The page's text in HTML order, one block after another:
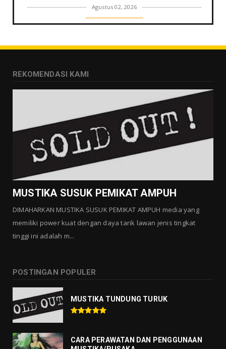
Agustus 02, 2026
GALLERY MUSTIKA
Agustus 01, 2026
MUSTIKA LANGGENG PERNIKAHAN
Agustus 01, 2026
GALLERY MUSTIKA
MUSTIKA KHODAM SURO
Agustus 01, 2026
GALLERY MUSTIKA
MUSTIKA MANTRA CINTA
REKOMENDASI KAMI
MUSTIKA SUSUK PEMIKAT AMPUH
DIMAHARKAN MUSTIKA SUSUK PEMIKAT AMPUH media yang
memiliki power kuat dengan daya tarik lawan jenis tingkat
tinggi ini adalah m...
POSTINGAN POPULER
MUSTIKA TUNDUNG TURUK
CARA PERAWATAN DAN PENGGUNAAN